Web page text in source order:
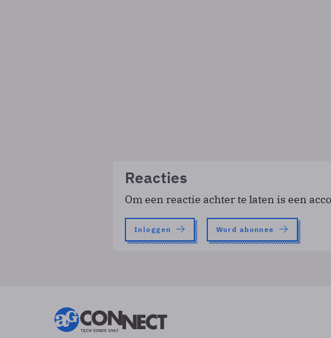
Reacties
Om een reactie achter te laten is een
Inloggen Word abonnee